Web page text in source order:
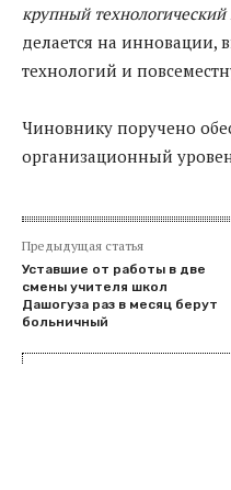
крупный
делается на инновации,
технологий и
Чиновнику поручено
организационный
Предыдущая статья
Уставшие от работы в две
смены учителя школ
Дашогуза раз в месяц берут
больничный